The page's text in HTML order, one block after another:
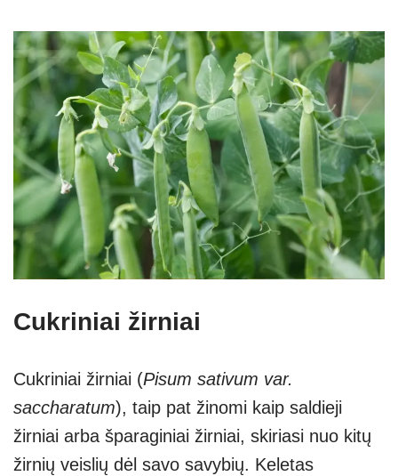
Cukriniai žirniai
Cukriniai žirniai (Pisum sativum var.
saccharatum), taip pat žinomi kaip saldieji
žirniai arba šparaginiai žirniai, skiriasi nuo kitų
žirnių veislių dėl savo savybių. Keletas